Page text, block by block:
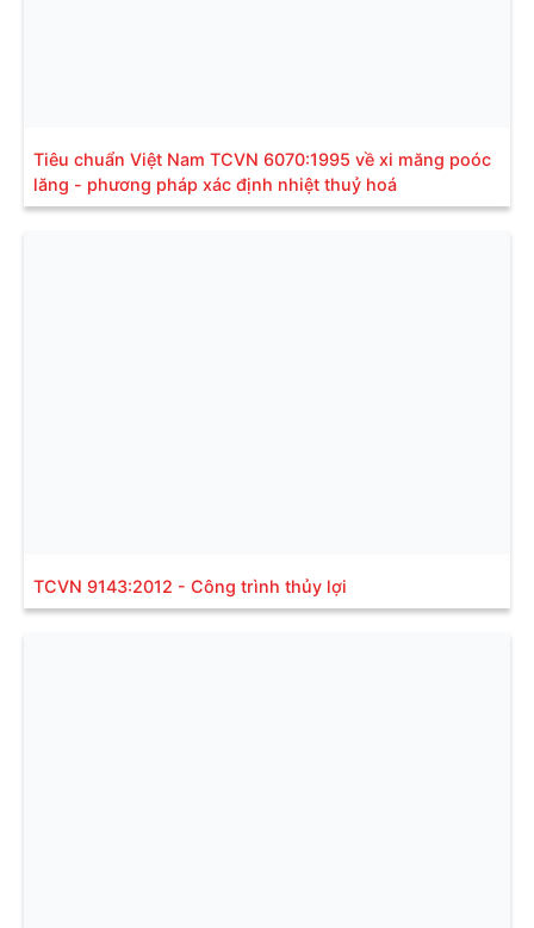
Tiêu chuẩn Việt Nam TCVN 6070:1995 về xi măng poóc
lăng - phương pháp xác định nhiệt thuỷ hoá
TCVN 9143:2012 - Công trình thủy lợi